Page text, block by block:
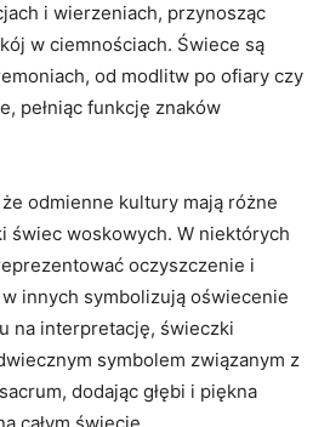
i⁤ wierzeniach, ⁣przynosząc
w ​ciemnościach. Świece są
⁢od modlitw po ofiary czy
‍pełniąc‍ funkcję‍ znaków
odmienne kultury mają ⁣różne
świec‌ woskowych. W⁢ niektórych
‍oczyszczenie i
innych symbolizują oświecenie
na interpretację, świeczki
symbolem⁢ związanym z‍
dodając głębi i piękna